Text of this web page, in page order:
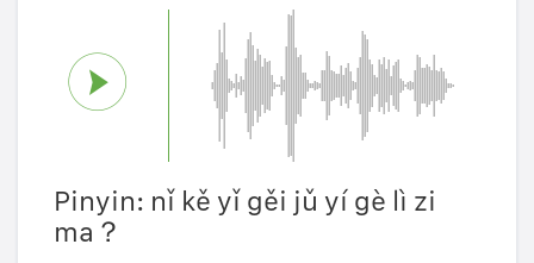
Pinyin: nǐ kě yǐ gěi jǔ yí gè lì zi
ma？